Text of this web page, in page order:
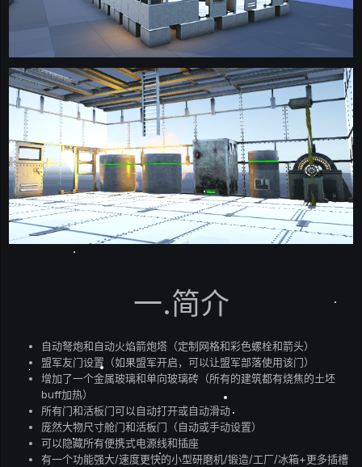
一.简介
自动弩炮和自动火焰箭炮塔（定制网格和彩色螺栓和箭头）
盟军友门设置（如果盟军开启，可以让盟军部落使用该门）
增加了一个金属玻璃和单向玻璃砖（所有的建筑都有烧焦的土坯
buff加热）
所有门和活板门可以自动打开或自动滑动
庞然大物尺寸舱门和活板门（自动或手动设置）
可以隐藏所有便携式电源线和插座
有一个功能强大/速度更快的小型研磨机/锻造/工厂/冰箱+更多插槽